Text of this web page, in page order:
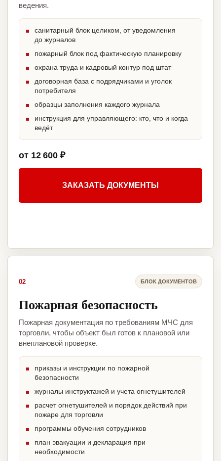
ведения.
санитарный блок целиком, от уведомления
до журналов
пожарный блок под фактическую планировку
охрана труда и кадровый контур под штат
договорная база с подрядчиками и уголок
потребителя
образцы заполнения каждого журнала
инструкция для управляющего: кто, что и когда
ведёт
от 12 600 ₽
ЗАКАЗАТЬ ДОКУМЕНТЫ
02 БЛОК ДОКУМЕНТОВ
Пожарная безопасность
Пожарная документация по требованиям МЧС для
торговли, чтобы объект был готов к плановой или
внеплановой проверке.
приказы и инструкции по пожарной
безопасности
журналы инструктажей и учета огнетушителей
расчет огнетушителей и порядок действий при
пожаре для торговли
программы обучения сотрудников
план эвакуации и декларация при
необходимости